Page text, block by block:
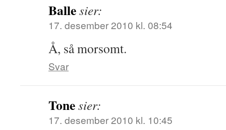
Ballesier:
17. desember 2010 kl. 08:54
Å, så morsomt.
Svar
Tonesier:
17. desember 2010 kl. 10:45